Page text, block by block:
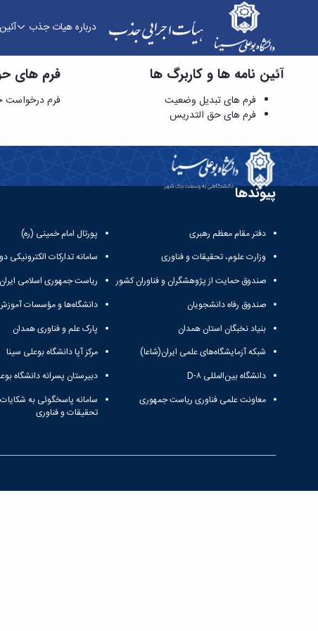
درباره هیات جذب
فرم های حق التدریس - هیات جذب
آئین نامه ها و کاربرگ ها
فرم های تبدیل وضعیت
فرم های حق التدریس
فرم های
فرم درخواست
پیوندها
دفتر مقام معظم رهبری
وزارت علوم، تحقیقات و فناوری
صندوق حمایت از پژوهشگران و فناوران کشور
صندوق رفاه دانشجویان
بنیاد نخبگان استان همدان
شبکه آزمایشگاه‌های علمی ایران(شاعا)
دانشگاه بین‌المللی D-۸
معاونت علمی فناوری ریاست جمهوری
پورتال امام خمینی (ره)
سامانه تدارکات الکترونیکی
ریاست جمهوری اسلامی ایران
دانشگاه‌ها و مؤسسات
پارک علم و فناوری همدان
مرکز آپا دانشگاه بوعلی سینا
دبیرستان پسرانه دانشگاه
سامانه پاسخگوئی به
تحقیقات و فناوری